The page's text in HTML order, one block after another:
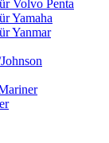
Volvo Penta
Yamaha
Yanmar